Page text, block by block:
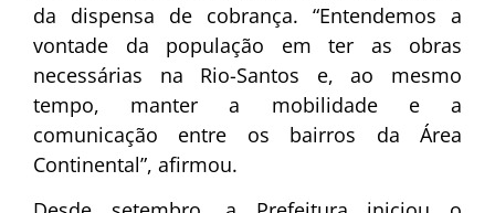
da dispensa de cobrança. “Entendemos a
vontade da população em ter as obras
necessárias na Rio-Santos e, ao mesmo
tempo, manter a mobilidade e a
comunicação entre os bairros da Área
Continental”, afirmou.